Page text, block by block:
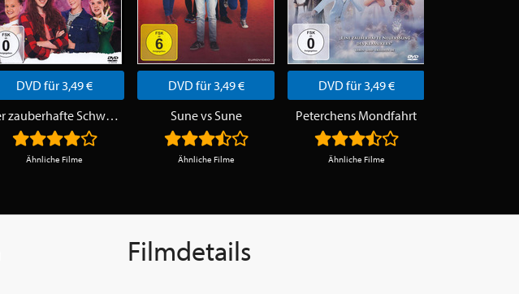
DVD für 3,49 €
Vier zauberhafte Schwestern
Ähnliche Filme
DVD für 3,49 €
Sune vs Sune
Ähnliche Filme
DVD für 3,49 €
Peterchens Mondfahrt
Ähnliche Filme
Filmdetails